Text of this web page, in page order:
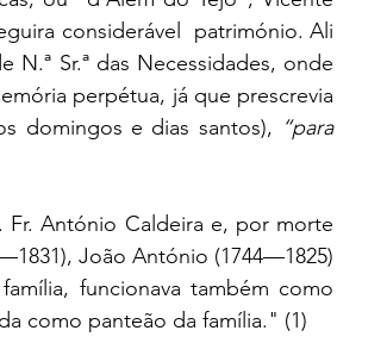
considerável  património. Ali
N.ª Sr.ª das Necessidades, onde
perpétua, já que prescrevia
domingos e dias santos), “para
Fr. António Caldeira e, por morte
João António (1744—1825)
funcionava também como
como panteão da família." (1)